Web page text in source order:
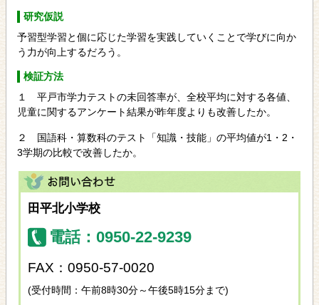
研究仮説
予習型学習と個に応じた学習を実践していくことで学びに向か
う力が向上するだろう。
検証方法
１ 平戸市学力テストの未回答率が、全校平均に対する各値、
児童に関するアンケート結果が昨年度よりも改善したか。
２ 国語科・算数科のテスト「知識・技能」の平均値が1・2・
3学期の比較で改善したか。
田平北小学校
電話：0950-22-9239
FAX：0950-57-0020
(受付時間：午前8時30分～午後5時15分まで)